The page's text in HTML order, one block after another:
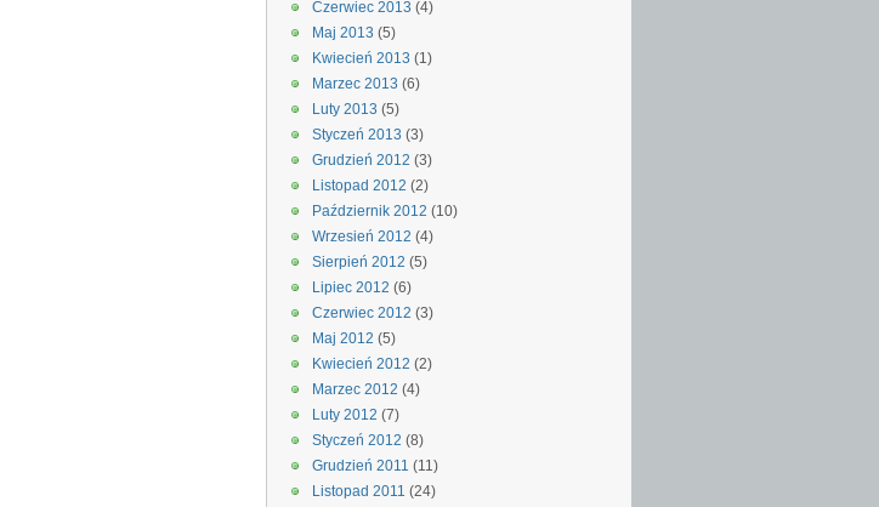
Czerwiec 2013 (4)
Maj 2013 (5)
Kwiecień 2013 (1)
Marzec 2013 (6)
Luty 2013 (5)
Styczeń 2013 (3)
Grudzień 2012 (3)
Listopad 2012 (2)
Październik 2012 (10)
Wrzesień 2012 (4)
Sierpień 2012 (5)
Lipiec 2012 (6)
Czerwiec 2012 (3)
Maj 2012 (5)
Kwiecień 2012 (2)
Marzec 2012 (4)
Luty 2012 (7)
Styczeń 2012 (8)
Grudzień 2011 (11)
Listopad 2011 (24)